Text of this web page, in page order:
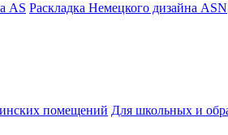
AS Раскладка Немецкого дизайна АSN
помещений Для школьных и